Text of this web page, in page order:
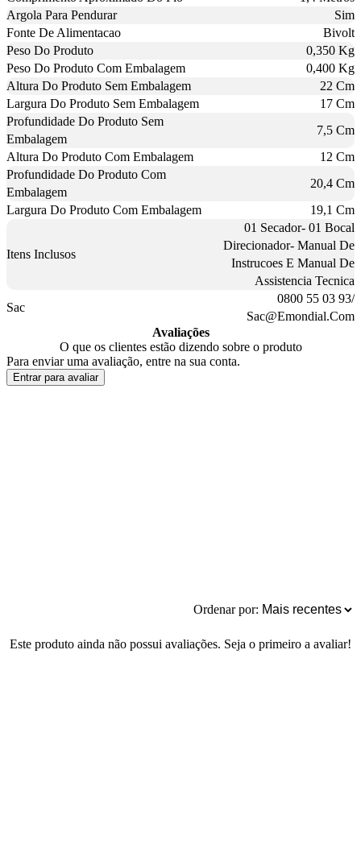
Argola Para Pendurar
Sim
Fonte De Alimentacao
Bivolt
Peso Do Produto
0,350 Kg
Peso Do Produto Com Embalagem
0,400 Kg
Altura Do Produto Sem Embalagem
22 Cm
Largura Do Produto Sem Embalagem
17 Cm
Profundidade Do Produto Sem
Embalagem
7,5 Cm
Altura Do Produto Com Embalagem
12 Cm
Profundidade Do Produto Com
Embalagem
20,4 Cm
Largura Do Produto Com Embalagem
19,1 Cm
Itens Inclusos
01 Secador- 01 Bocal
Direcionador- Manual De
Instrucoes E Manual De
Assistencia Tecnica
Sac
0800 55 03 93/
Sac@Emondial.Com
Avaliações
O que os clientes estão dizendo sobre o produto
Para enviar uma avaliação, entre na sua conta.
Entrar para avaliar
Ordenar por:
Este produto ainda não possui avaliações. Seja o primeiro a avaliar!